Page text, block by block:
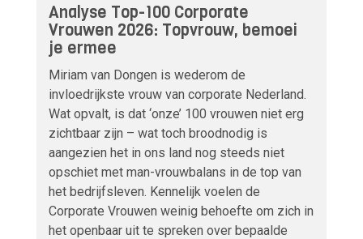
Analyse Top-100 Corporate
Vrouwen 2026: Topvrouw, bemoei
je ermee
Miriam van Dongen is wederom de
invloedrijkste vrouw van corporate Nederland.
Wat opvalt, is dat ‘onze’ 100 vrouwen niet erg
zichtbaar zijn – wat toch broodnodig is
aangezien het in ons land nog steeds niet
opschiet met man-vrouwbalans in de top van
het bedrijfsleven. Kennelijk voelen de
Corporate Vrouwen weinig behoefte om zich in
het openbaar uit te spreken over bepaalde